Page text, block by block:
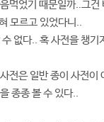
먹었기 때문일까..그
모르고 있었다니..
없다.. 혹 사전을 챙
전은 일반 종이 사전
종종 볼 수 있다..